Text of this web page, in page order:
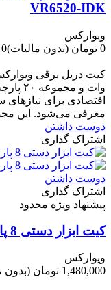
VR6520-IDK
ویوارکس
0 تومان
(بدون مالیات)0 تومان
وات و
اقتصادی برای
معرفی می‌شود. این
دوست داشتن
اشتراک گذاری
دوست داشتن
اشتراک گذاری
پیشنهاد ویژه محدود
کیت ابزار دستی 8 پارچه ویوارکس مدل VR0008-HTK
ویوارکس
1,480,000 تومان
(بدون